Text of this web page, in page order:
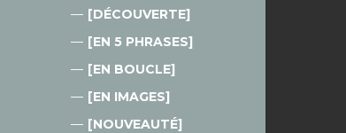
[DÉCOUVERTE]
[EN 5 PHRASES]
[EN BOUCLE]
[EN IMAGES]
[NOUVEAUTÉ]